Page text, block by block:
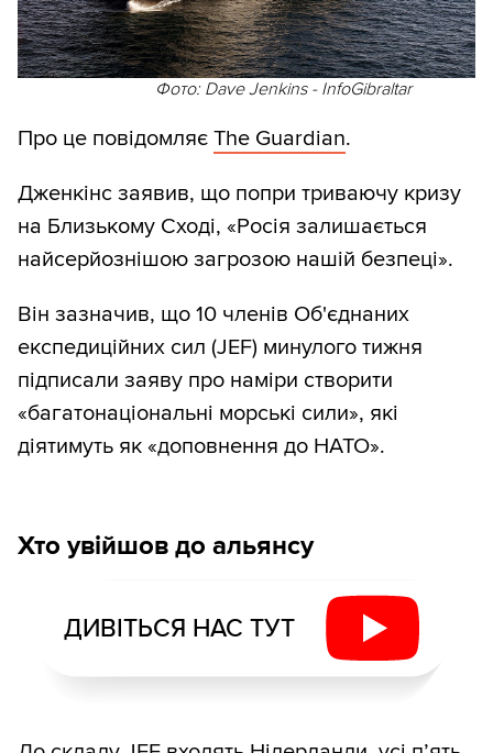
Фото: Dave Jenkins - InfoGibraltar
Про це повідомляє The Guardian.
Дженкінс заявив, що попри триваючу кризу
на Близькому Сході, «Росія залишається
найсерйознішою загрозою нашій безпеці».
Він зазначив, що 10 членів Об'єднаних
експедиційних сил (JEF) минулого тижня
підписали заяву про наміри створити
«багатонаціональні морські сили», які
діятимуть як «доповнення до НАТО».
Хто увійшов до альянсу
ДИВІТЬСЯ НАС ТУТ